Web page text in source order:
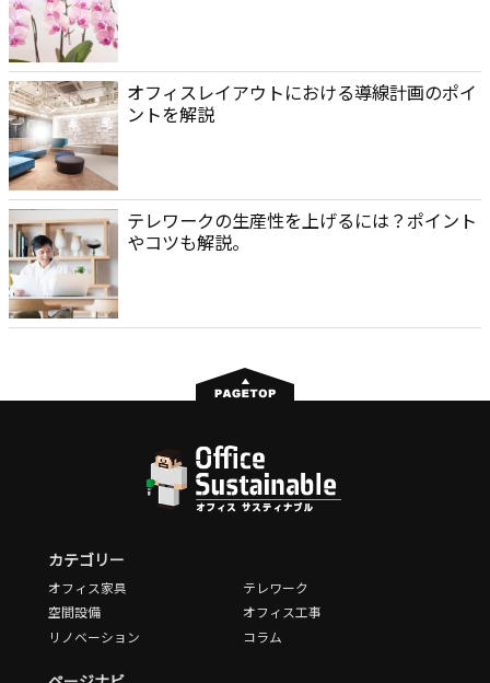
オフィスレイアウトにおける導線計画のポイ
ントを解説
テレワークの生産性を上げるには？ポイント
やコツも解説。
カテゴリー
オフィス家具
テレワーク
空間設備
オフィス工事
リノベーション
コラム